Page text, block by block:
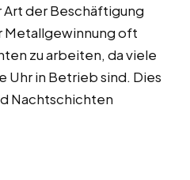
der Beschäftigung
Metallgewinnung oft
zu arbeiten, da viele
Uhr in Betrieb sind. Dies
Nachtschichten